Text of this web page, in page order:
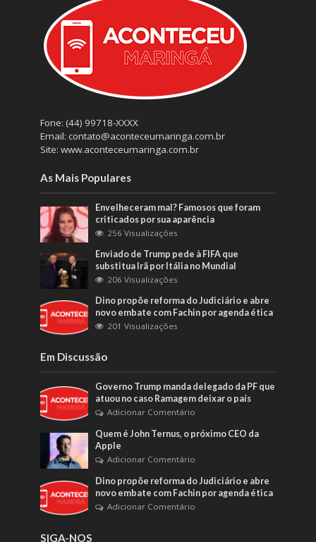
Fone: (44) 99718-XXXX
Email: contato@aconteceumaringa.com.br
Site: www.aconteceumaringa.com.br
As Mais Populares
Envelheceram mal? Famosos que foram
criticados por sua aparência
256 Visualizações
Enviado de Trump pede à FIFA que
substitua Irã por Itália no Mundial
206 Visualizações
Dino propõe reforma do Judiciário e abre
novo embate com Fachin por agenda ética
201 Visualizações
Em Discussão
Governo Trump manda delegado da PF que
atuou no caso Ramagem deixar o país
Adicionar Comentário
Quem é John Ternus, o próximo CEO da
Apple
Adicionar Comentário
Dino propõe reforma do Judiciário e abre
novo embate com Fachin por agenda ética
Adicionar Comentário
SIGA-NOS